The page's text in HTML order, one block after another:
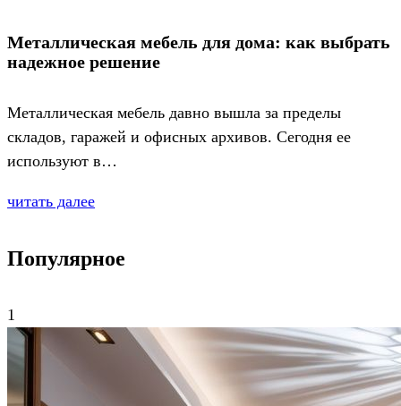
Металлическая мебель для дома: как выбрать
надежное решение
Металлическая мебель давно вышла за пределы
складов, гаражей и офисных архивов. Сегодня ее
используют в…
читать далее
Популярное
1